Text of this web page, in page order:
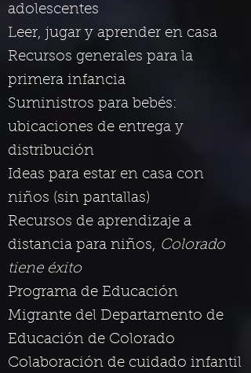
adolescentes
Leer, jugar y aprender en casa
Recursos generales para la
primera infancia
Suministros para bebés:
ubicaciones de entrega y
distribución
Ideas para estar en casa con
niños (sin pantallas)
Recursos de aprendizaje a
distancia para niños, Colorado
tiene éxito
Programa de Educación
Migrante del Departamento de
Educación de Colorado
Colaboración de cuidado infantil